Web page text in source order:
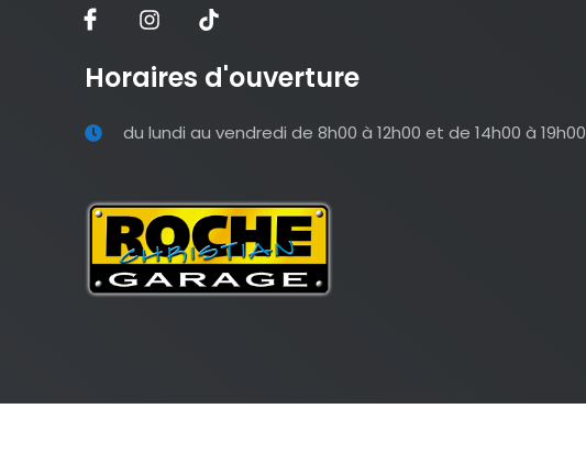
Horaires d'ouverture
du lundi au vendredi de 8h00 à 12h00 et de 14h00 à 19h00